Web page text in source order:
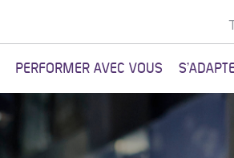
PERFORMER AVEC VOUS